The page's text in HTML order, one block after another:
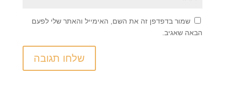
שמור בדפדפן זה את השם, האימייל והאתר שלי לפעם
הבאה שאגיב.